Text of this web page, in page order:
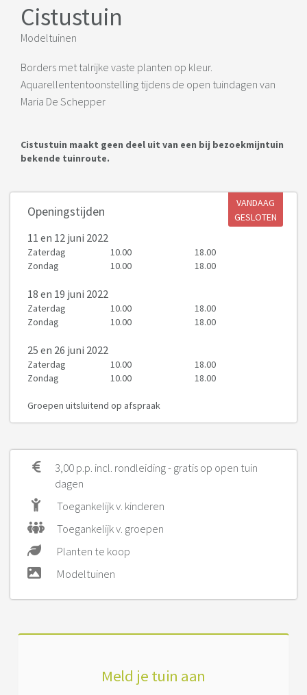
Cistustuin
Modeltuinen
Borders met talrijke vaste planten op kleur.
Aquarellententoonstelling tijdens de open tuindagen van
Maria De Schepper
Cistustuin maakt geen deel uit van een bij bezoekmijntuin
bekende tuinroute.
Openingstijden
VANDAAG
GESLOTEN
11 en 12 juni 2022
Zaterdag 10.00
18.00
Zondag
10.00 18.00
18 en 19 juni 2022
Zaterdag 10.00
18.00
Zondag
10.00 18.00
25 en 26 juni 2022
Zaterdag 10.00
18.00
Zondag
10.00 18.00
Groepen uitsluitend op afspraak
3,00 p.p. incl. rondleiding - gratis op open tuin
dagen
Toegankelijk v. kinderen
Toegankelijk v. groepen
Planten te koop
Modeltuinen
Meld je tuin aan